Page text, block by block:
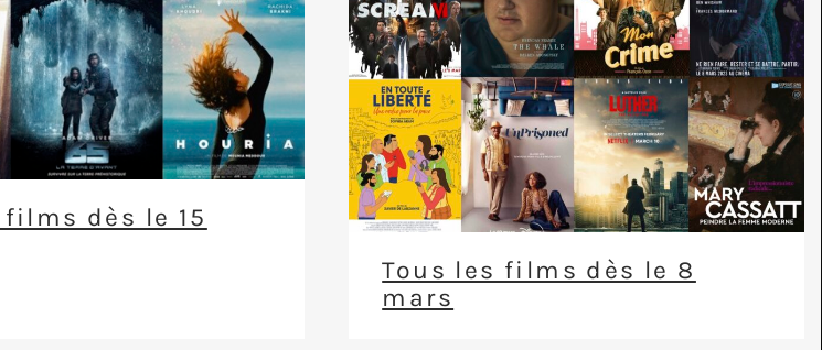
dès le 15
Tous les films dès le 8
mars